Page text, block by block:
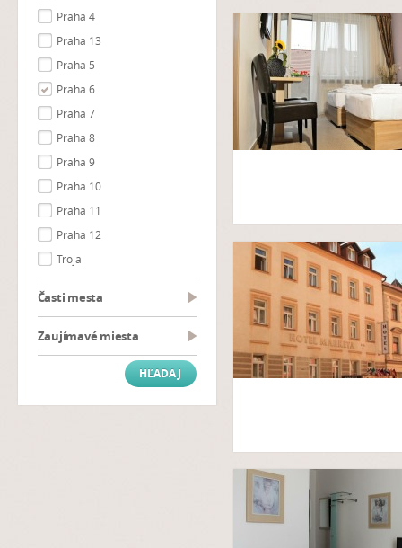
Praha 4
Praha 13
Praha 5
Praha 6
Praha 7
Praha 8
Praha 9
Praha 10
Praha 11
Praha 12
Troja
Časti mesta
Zaujímavé miesta